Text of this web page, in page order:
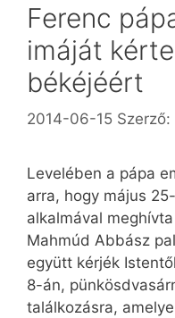
Ferenc
imáját
békéjéért
2014-06-15 Szerző:
Levelében a pápa
arra, hogy május
alkalmával
Mahmúd Abbász
együtt kérjék
8-án,
találkozásra,